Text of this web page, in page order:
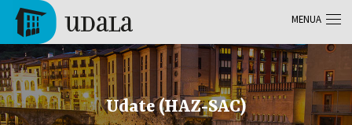
Skip to main content
Tolosa
Udate (HAZ-SAC)
MENUA